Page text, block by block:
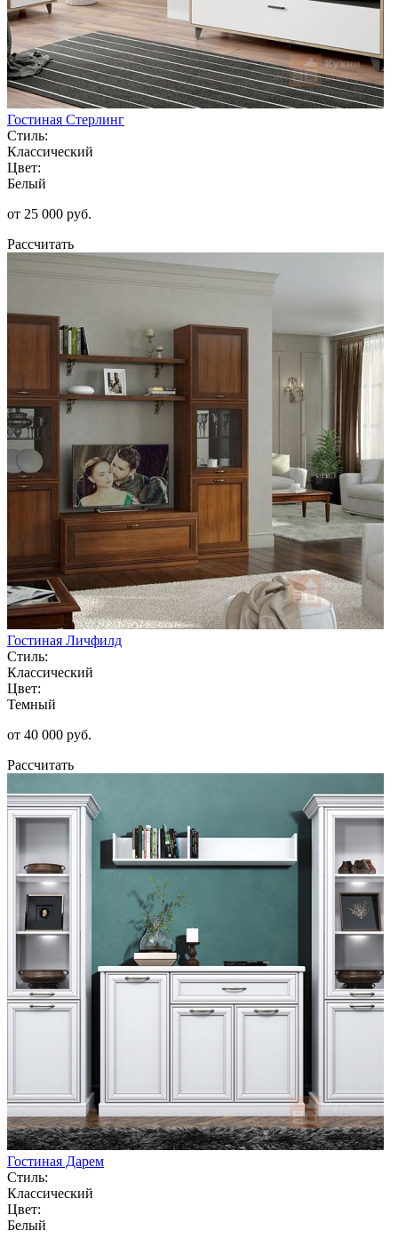
Гостиная Стерлинг
Стиль:
Классический
Цвет:
Белый
от 25 000 руб.
Рассчитать
Гостиная Личфилд
Стиль:
Классический
Цвет:
Темный
от 40 000 руб.
Рассчитать
Гостиная Дарем
Стиль:
Классический
Цвет:
Белый